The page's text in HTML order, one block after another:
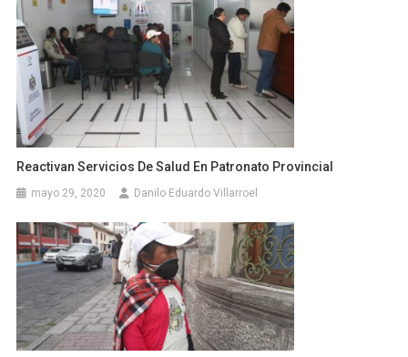
Reactivan Servicios De Salud En Patronato Provincial
mayo 29, 2020 Danilo Eduardo Villarroel